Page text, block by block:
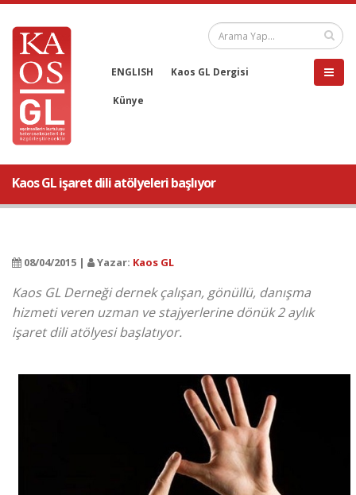
ENGLISH Kaos GL Dergisi
Künye
Kaos GL işaret dili atölyeleri başlıyor
08/04/2015 | Yazar: Kaos GL
Kaos GL Derneği dernek çalışan, gönüllü, danışma
hizmeti veren uzman ve stajyerlerine dönük 2 aylık
işaret dili atölyesi başlatıyor.